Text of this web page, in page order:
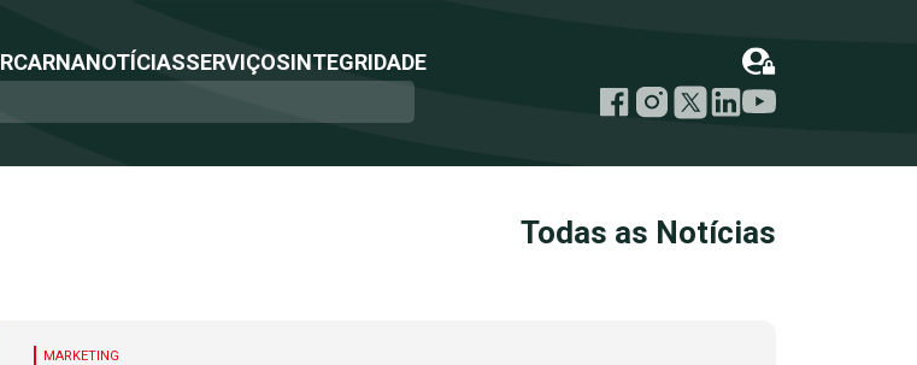
RCARNANOTÍCIASSERVIÇOSINTEGRIDADE
Todas as Notícias
MARKETING